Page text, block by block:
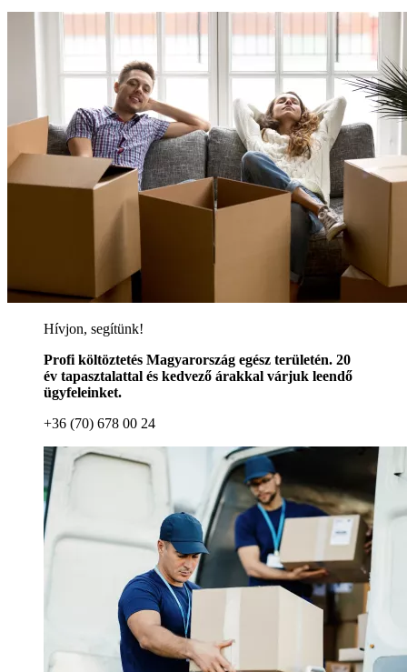
Hívjon, segítünk!
Profi költöztetés Magyarország egész területén. 20
év tapasztalattal és kedvező árakkal várjuk leendő
ügyfeleinket.
+36 (70) 678 00 24